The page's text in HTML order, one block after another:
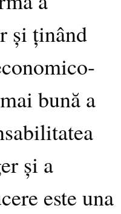
și ținând
bună a
și a
este una